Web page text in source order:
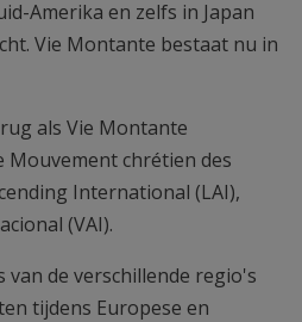
Amerika en zelfs in Japan
Vie Montante bestaat nu in
als Vie Montante
Mouvement chrétien des
International (LAI),
(VAI).
de verschillende regio's
tijdens Europese en